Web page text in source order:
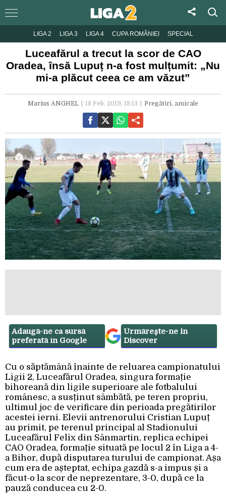
LIGA 2 LIGA 3 LIGA 4 CUPA ROMÂNIEI SPECIAL
Luceafărul a trecut la scor de CAO
Oradea, însă Lupuț n-a fost mulțumit: „Nu
mi-a plăcut ceea ce am văzut”
Marius ANGHEL 18 Feb. 2019, 18:13 Pregătiri, amicale
Adaugă-ne ca sursă
preferată în Google
Urmărește-ne in
Discover
Cu o săptămână înainte de reluarea campionatului
Ligii 2, Luceafărul Oradea, singura formație
bihoreană din ligile superioare ale fotbalului
românesc, a susținut sâmbătă, pe teren propriu,
ultimul joc de verificare din perioada pregătirilor
acestei ierni. Elevii antrenorului Cristian Lupuț
au primit, pe terenul principal al Stadionului
Luceafărul Felix din Sânmartin, replica echipei
CAO Oradea, formație situată pe locul 2 în Liga a 4-
a Bihor, după disputarea turului de campionat. Așa
cum era de așteptat, echipa gazdă s-a impus și a
făcut-o la scor de neprezentare, 3-0, după ce la
pauză conducea cu 2-0.